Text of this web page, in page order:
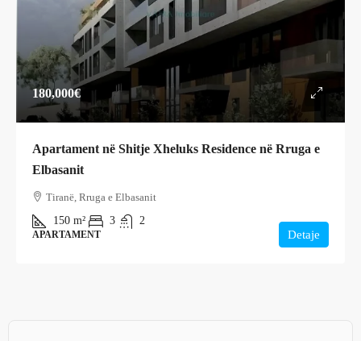
180,000€
Apartament në Shitje Xheluks Residence në Rruga e
Elbasanit
Tiranë, Rruga e Elbasanit
150 m² 3 2
APARTAMENT Detaje